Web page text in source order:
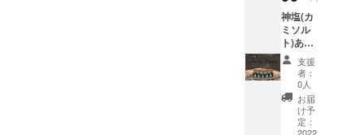
スタン
ダード
な出汁
塩で
す。当
店キッ
チン
カーで
もお馴
染みの
神塩(カ
ミソル
ト)あお
さ5本
セッ
ト ※ア
レルゲ
ン胡
麻 主
支援
者：
0人
お届
け予
定：
2022